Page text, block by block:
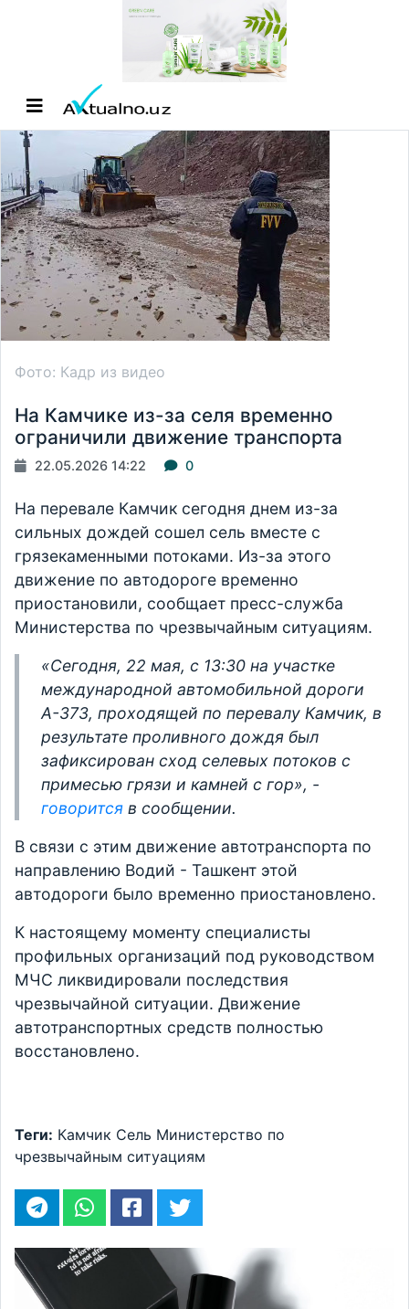
Фото: Кадр из видео
На Камчике из-за селя временно
ограничили движение транспорта
22.05.2026 14:22 0
На перевале Камчик сегодня днем из-за
сильных дождей сошел сель вместе с
грязекаменными потоками. Из-за этого
движение по автодороге временно
приостановили, сообщает пресс-служба
Министерства по чрезвычайным ситуациям.
«Сегодня, 22 мая, с 13:30 на участке
международной автомобильной дороги
А-373, проходящей по перевалу Камчик, в
результате проливного дождя был
зафиксирован сход селевых потоков с
примесью грязи и камней с гор», -
говорится в сообщении.
В связи с этим движение автотранспорта по
направлению Водий - Ташкент этой
автодороги было временно приостановлено.
К настоящему моменту специалисты
профильных организаций под руководством
МЧС ликвидировали последствия
чрезвычайной ситуации. Движение
автотранспортных средств полностью
восстановлено.
Теги: Камчик Сель Министерство по
чрезвычайным ситуациям